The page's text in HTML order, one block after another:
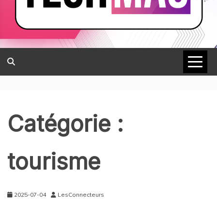
Catégorie :
tourisme
2025-07-04 LesConnecteurs